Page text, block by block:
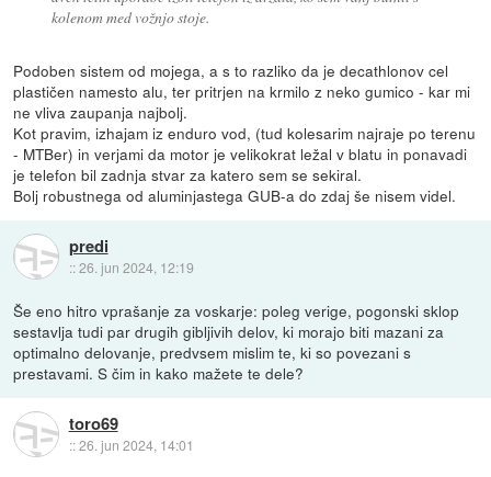
kolenom med vožnjo stoje.
Podoben sistem od mojega, a s to razliko da je decathlonov cel
plastičen namesto alu, ter pritrjen na krmilo z neko gumico - kar mi
ne vliva zaupanja najbolj.
Kot pravim, izhajam iz enduro vod, (tud kolesarim najraje po terenu
- MTBer) in verjami da motor je velikokrat ležal v blatu in ponavadi
je telefon bil zadnja stvar za katero sem se sekiral.
Bolj robustnega od aluminjastega GUB-a do zdaj še nisem videl.
predi
::26. jun 2024, 12:19
Še eno hitro vprašanje za voskarje: poleg verige, pogonski sklop
sestavlja tudi par drugih gibljivih delov, ki morajo biti mazani za
optimalno delovanje, predvsem mislim te, ki so povezani s
prestavami. S čim in kako mažete te dele?
toro69
::26. jun 2024, 14:01